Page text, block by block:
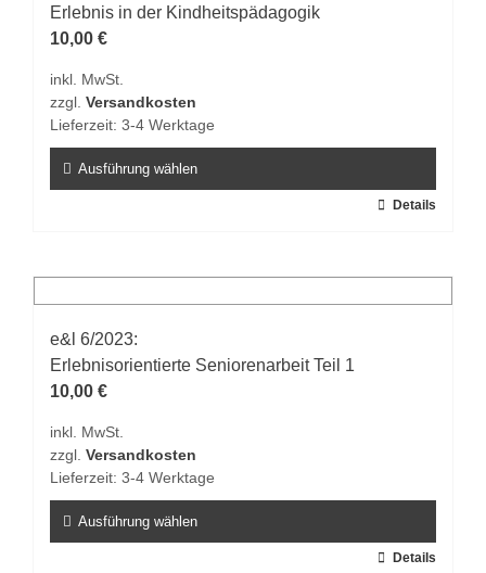
Die
Optionen
auf
der
gewählt
werden
Erlebnis in der Kindheitspädagogik
10,00 €
inkl. MwSt.
zzgl. Versandkosten
Lieferzeit: 3-4 Werktage
Ausführung wählen
Varianten
auf.
Die
Optionen
auf
der
gewählt
werden
Details
e&l 6/2023:
Erlebnisorientierte Seniorenarbeit Teil 1
10,00 €
inkl. MwSt.
zzgl. Versandkosten
Lieferzeit: 3-4 Werktage
Ausführung wählen
Details